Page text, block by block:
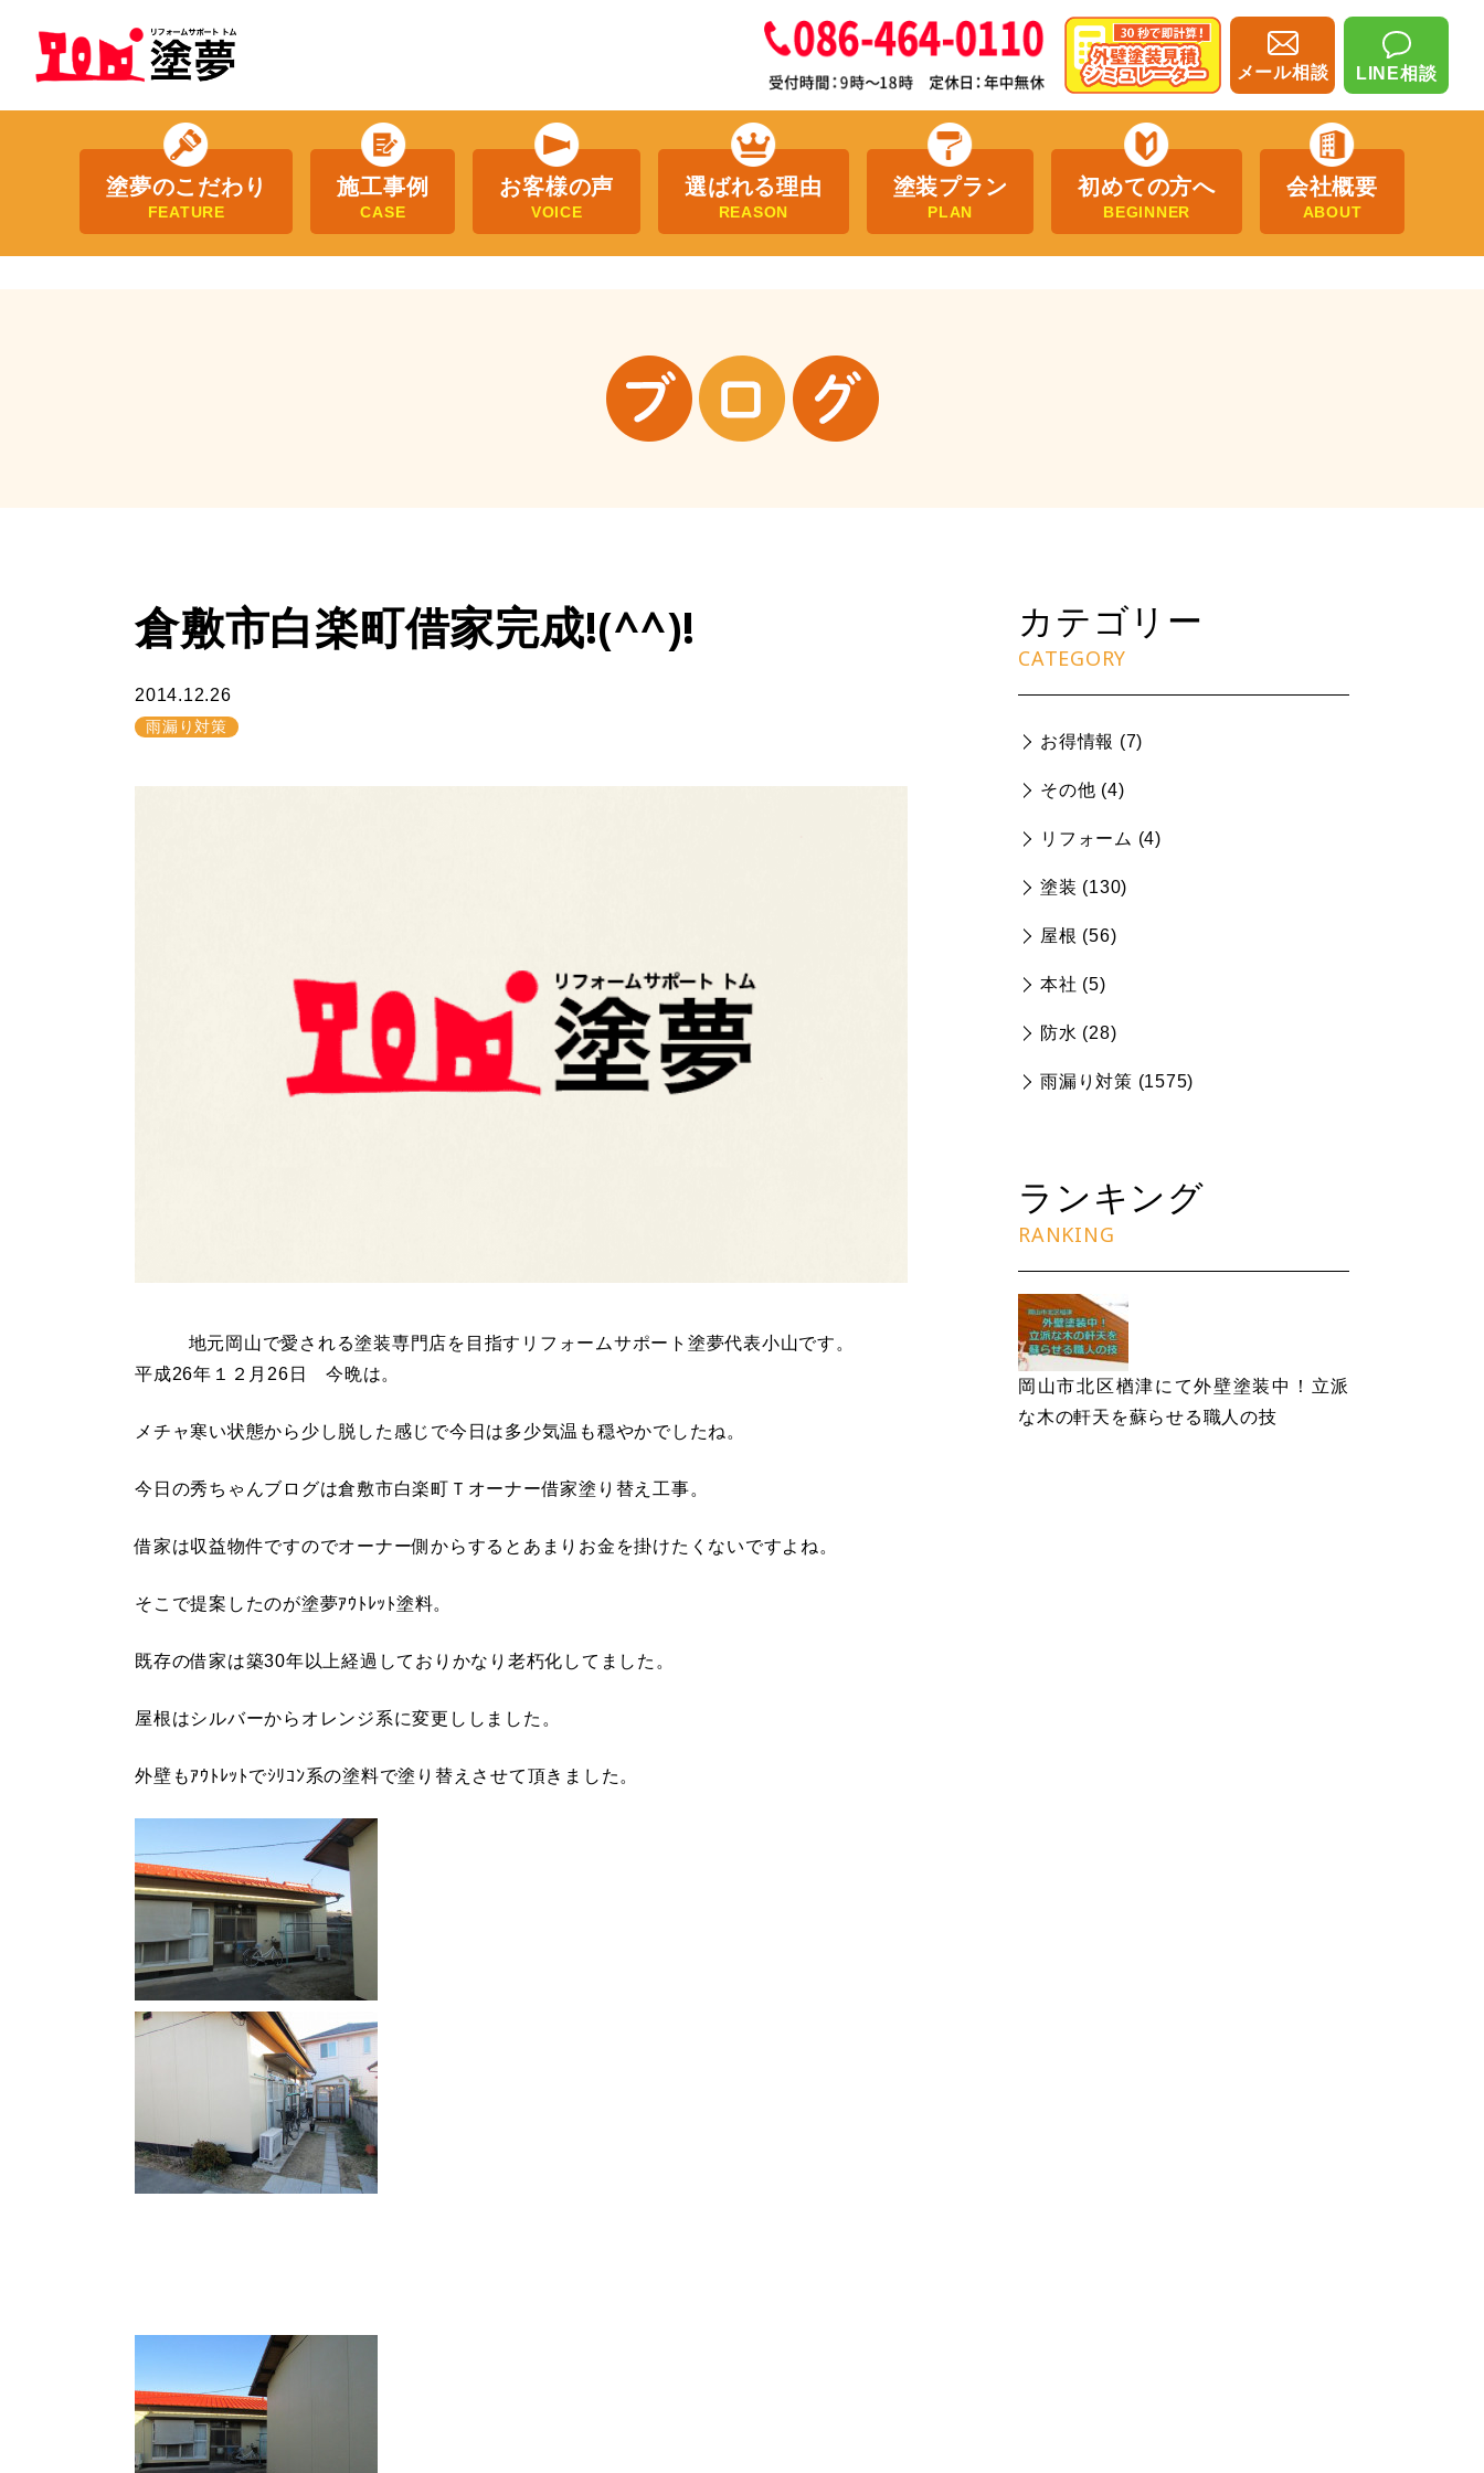
メール相談 LINE相談
塗夢のこだわり
FEATURE
施工事例
CASE
お客様の声
VOICE
選ばれる理由
REASON
塗装プラン
PLAN
初めての方へ
BEGINNER
会社概要
ABOUT
倉敷市白楽町借家完成!(^^)!
2014.12.26
雨漏り対策
地元岡山で愛される塗装専門店を目指すリフォームサポート塗夢代表小山です。
平成26年１２月26日 今晩は。
メチャ寒い状態から少し脱した感じで今日は多少気温も穏やかでしたね。
今日の秀ちゃんブログは倉敷市白楽町Ｔオーナー借家塗り替え工事。
借家は収益物件ですのでオーナー側からするとあまりお金を掛けたくないですよね。
そこで提案したのが塗夢ｱｳﾄﾚｯﾄ塗料。
既存の借家は築30年以上経過しておりかなり老朽化してました。
屋根はシルバーからオレンジ系に変更ししました。
外壁もｱｳﾄﾚｯﾄでｼﾘｺﾝ系の塗料で塗り替えさせて頂きました。
カテゴリー
CATEGORY
お得情報 (7)
その他 (4)
リフォーム (4)
塗装 (130)
屋根 (56)
本社 (5)
防水 (28)
雨漏り対策 (1575)
ランキング
RANKING
岡山市北区楢津にて外壁塗装中！立派
な木の軒天を蘇らせる職人の技